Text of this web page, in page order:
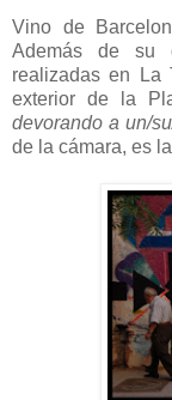
Vino de
Además de su
realizadas en La
exterior de la
devorando a un/
de la cámara, es